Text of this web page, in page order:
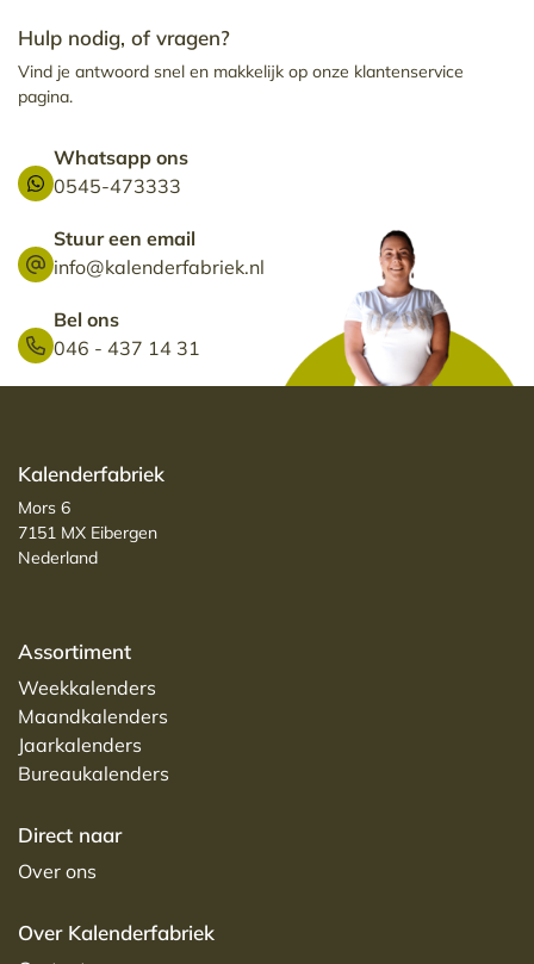
Hulp nodig, of vragen?
Vind je antwoord snel en makkelijk op onze klantenservice
pagina.
Whatsapp ons
0545-473333
Stuur een email
info@kalenderfabriek.nl
Bel ons
046 - 437 14 31
Kalenderfabriek
Mors 6
7151 MX Eibergen
Nederland
Assortiment
Weekkalenders
Maandkalenders
Jaarkalenders
Bureaukalenders
Direct naar
Over ons
Over Kalenderfabriek